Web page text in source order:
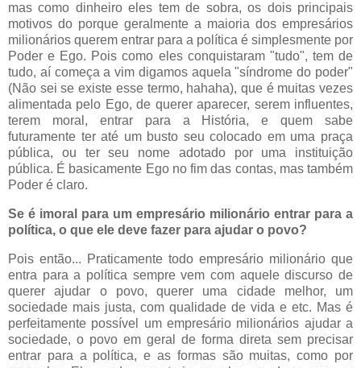
mas como dinheiro eles tem de sobra, os dois principais
motivos do porque geralmente a maioria dos empresários
milionários querem entrar para a política é simplesmente por
Poder e Ego. Pois como eles conquistaram "tudo", tem de
tudo, aí começa a vim digamos aquela "síndrome do poder"
(Não sei se existe esse termo, hahaha), que é muitas vezes
alimentada pelo Ego, de querer aparecer, serem influentes,
terem moral, entrar para a História, e quem sabe
futuramente ter até um busto seu colocado em uma praça
pública, ou ter seu nome adotado por uma instituição
pública. É basicamente Ego no fim das contas, mas também
Poder é claro.
Se é imoral para um empresário milionário entrar para a
política, o que ele deve fazer para ajudar o povo?
Pois então... Praticamente todo empresário milionário que
entra para a política sempre vem com aquele discurso de
querer ajudar o povo, querer uma cidade melhor, um
sociedade mais justa, com qualidade de vida e etc. Mas é
perfeitamente possível um empresário milionários ajudar a
sociedade, o povo em geral de forma direta sem precisar
entrar para a política, e as formas são muitas, como por